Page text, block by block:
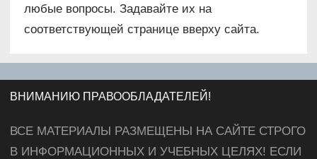
любые вопросы. Задавайте их на
соответствующей странице вверху сайта.
ВНИМАНИЮ ПРАВООБЛАДАТЕЛЕЙ!
ВСЕ МАТЕРИАЛЫ РАЗМЕЩЕНЫ НА САЙТЕ СТРОГО
В ИНФОРМАЦИОННЫХ И УЧЕБНЫХ ЦЕЛЯХ! ЕСЛИ